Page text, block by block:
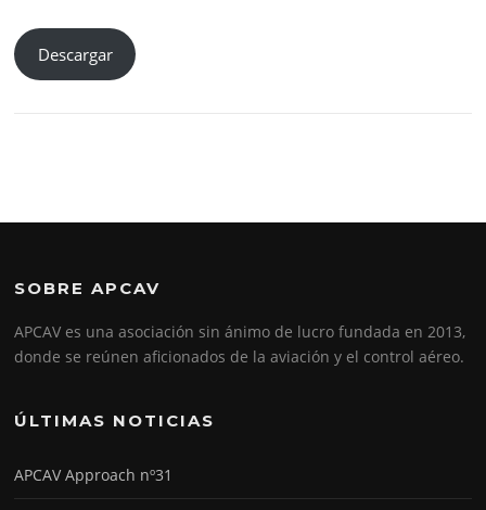
Descargar
SOBRE APCAV
APCAV es una asociación sin ánimo de lucro fundada en 2013,
donde se reúnen aficionados de la aviación y el control aéreo.
ÚLTIMAS NOTICIAS
APCAV Approach nº31